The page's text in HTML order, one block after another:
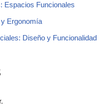
Espacios Funcionales
Ergonomía
Diseño y Funcionalidad